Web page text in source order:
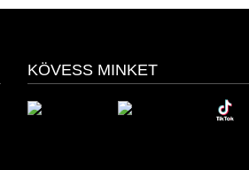
KÖVESS MINKET